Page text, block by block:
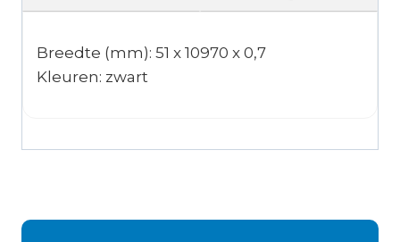
Breedte (mm): 51 x 10970 x 0,7
Kleuren: zwart